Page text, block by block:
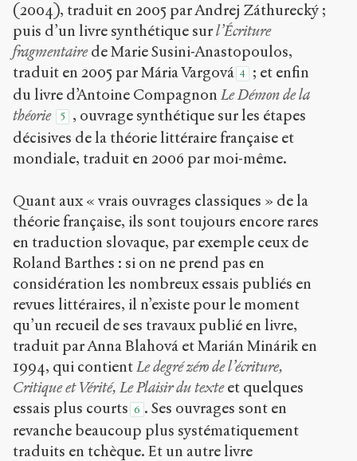
(2004), traduit en 2005 par Andrej Záthurecký ;
puis d’un livre synthétique surl’Écriture
fragmentairede Marie Susini-Anastopoulos,
traduit en 2005 par Mária Vargová 4
; et enfin
du livre d’Antoine Compagnon Le Démon de la
théorie
5 , ouvrage synthétique sur les étapes
décisives de la théorie littéraire française et
mondiale, traduit en 2006 par moi-même.
Quant aux « vrais ouvrages classiques » de la
théorie française, ils sont toujours encore rares
en traduction slovaque, par exemple ceux de
Roland Barthes : si on ne prend pas en
considération les nombreux essais publiés en
revues littéraires, il n’existe pour le moment
qu’un recueil de ses travaux publié en livre,
traduit par Anna Blahová et Marián Minárik en
1994, qui contientLe degré zéro de l’écriture,
Critique et Vérité, Le Plaisir du texteet quelques
essais plus courts 6 . Ses ouvrages sont en
revanche beaucoup plus systématiquement
traduits en tchèque. Et un autre livre